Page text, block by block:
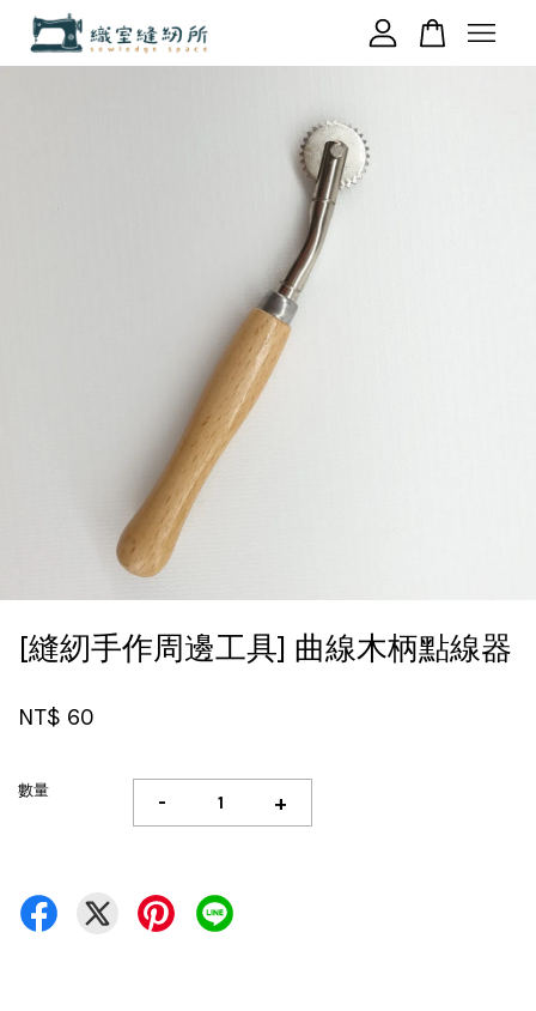
[縫紉手作周邊工具] 曲線木柄點線器
NT$ 60
數量 - +
您的購物車目前還是空的。